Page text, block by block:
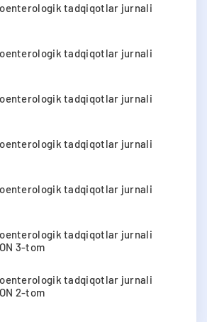
tadqiqotlar jurnali
tadqiqotlar jurnali
tadqiqotlar jurnali
tadqiqotlar jurnali
tadqiqotlar jurnali
tadqiqotlar jurnali
3-tom
tadqiqotlar jurnali
2-tom